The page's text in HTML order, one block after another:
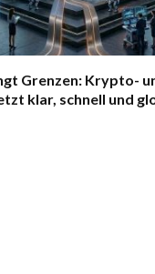
Grenzen: Krypto-
klar, schnell und